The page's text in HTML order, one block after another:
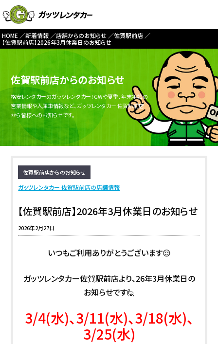
HOME 新着情報 店舗からのお知らせ
佐賀駅前店
【佐賀駅前店】2026年3月休業日のお知らせ
佐賀駅前店からのお知らせ
格安レンタカーのガッツレンタカー！GWや夏季、年末年始の
営業情報や入庫車情報など、ガッツレンタカー 佐賀駅前店
から皆様へのお知らせです。
佐賀駅前店からのお知らせ
ガッツレンタカー 佐賀駅前店の店舗情報
【佐賀駅前店】2026年3月休業日のお知らせ
2026年2月27日
いつもご利用ありがとうございます😌
ガッツレンタカー佐賀駅前店より、26年3月休業日の
お知らせです🙋
3/4(水)、3/11(水)、3/18(水)、
3/25(水)